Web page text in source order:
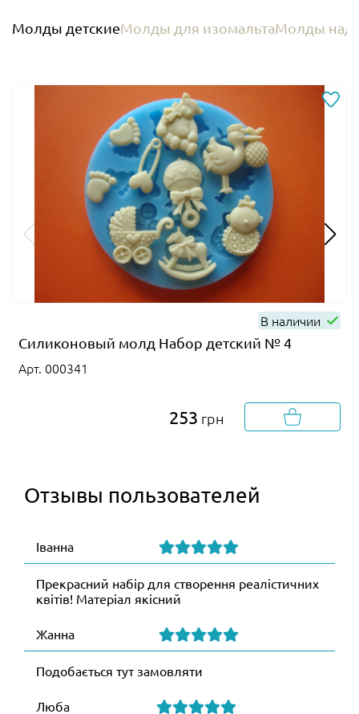
Молды детскиеМолды для изомальтаМолды
В наличии
Силиконовый молд Набор детский № 4
Арт. 000341
253 грн
Отзывы пользователей
Іванна
Прекрасний набір для створення реалістичних
квітів! Матеріал якісний
Жанна
Подобається тут замовляти
Люба